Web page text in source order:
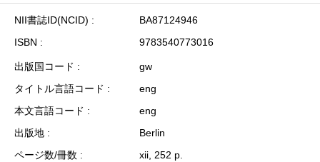
NII書誌ID(NCID)
BA87124946
ISBN
9783540773016
出版国コード
gw
タイトル言語コード
eng
本文言語コード
eng
出版地
Berlin
ページ数/冊数
xii, 252 p.